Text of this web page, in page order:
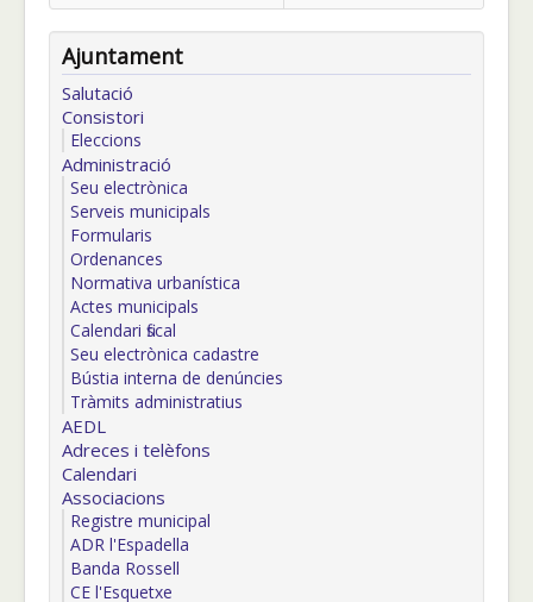
Ajuntament
Salutació
Consistori
Eleccions
Administració
Seu electrònica
Serveis municipals
Formularis
Ordenances
Normativa urbanística
Actes municipals
Calendari fiscal
Seu electrònica cadastre
Bústia interna de denúncies
Tràmits administratius
AEDL
Adreces i telèfons
Calendari
Associacions
Registre municipal
ADR l'Espadella
Banda Rossell
CE l'Esquetxe